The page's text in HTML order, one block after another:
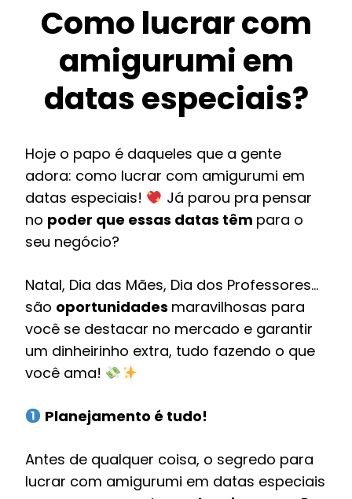
Como lucrar com
amigurumi em
datas especiais?
Hoje o papo é daqueles que a gente
adora: como lucrar com amigurumi em
datas especiais!
Já parou pra pensar
no poder que essas datas têm para o
seu negócio?
Natal, Dia das Mães, Dia dos Professores…
são oportunidades maravilhosas para
você se destacar no mercado e garantir
um dinheirinho extra, tudo fazendo o que
você ama!
Planejamento é tudo!
Antes de qualquer coisa, o segredo para
lucrar com amigurumi em datas especiais